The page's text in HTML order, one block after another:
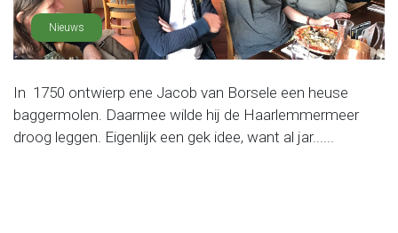
Nieuws
In 1750 ontwierp ene Jacob van Borsele een heuse
baggermolen. Daarmee wilde hij de Haarlemmermeer
droog leggen. Eigenlijk een gek idee, want al jar......